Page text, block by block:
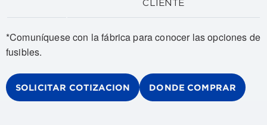
CLIENTE
*Comuníquese con la fábrica para conocer las opciones de
fusibles.
SOLICITAR COTIZACION DONDE COMPRAR